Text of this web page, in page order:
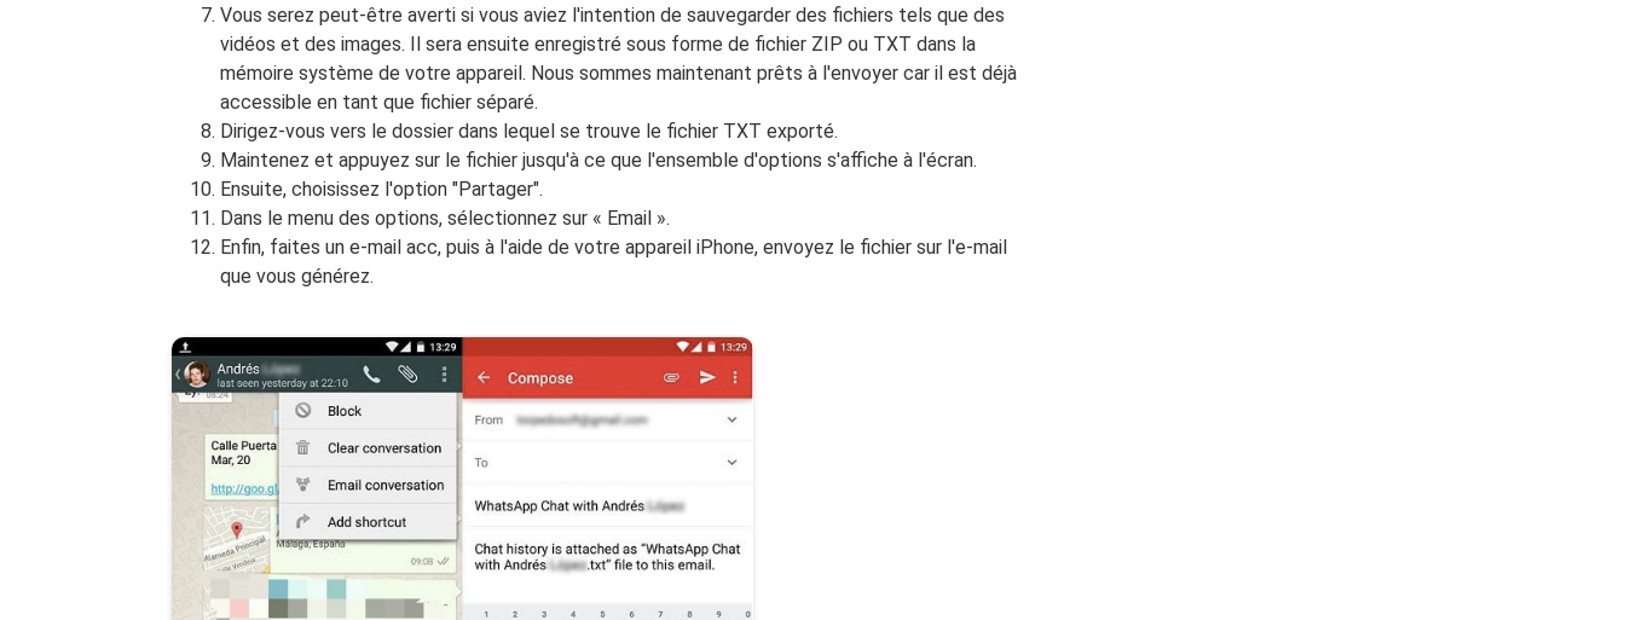
Vous serez peut-être averti si vous aviez l'intention de sauvegarder des fichiers tels que des
vidéos et des images. Il sera ensuite enregistré sous forme de fichier ZIP ou TXT dans la
mémoire système de votre appareil. Nous sommes maintenant prêts à l'envoyer car il est déjà
accessible en tant que fichier séparé.
Dirigez-vous vers le dossier dans lequel se trouve le fichier TXT exporté.
Maintenez et appuyez sur le fichier jusqu'à ce que l'ensemble d'options s'affiche à l'écran.
Ensuite, choisissez l'option "Partager".
Dans le menu des options, sélectionnez sur « Email ».
Enfin, faites un e-mail acc, puis à l'aide de votre appareil iPhone, envoyez le fichier sur l'e-mail
que vous générez.